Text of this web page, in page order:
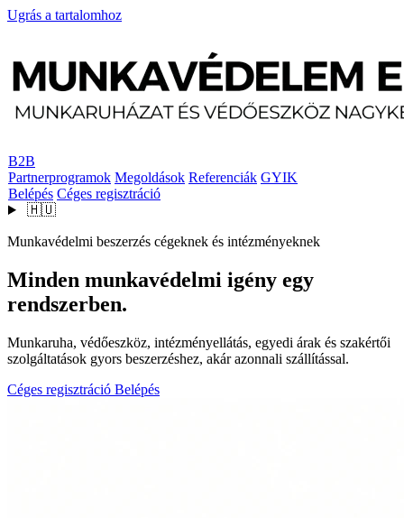
Ugrás a tartalomhoz
B2B
Partnerprogramok Megoldások Referenciák GYIK
Belépés Céges regisztráció
🇭🇺
Munkavédelmi beszerzés cégeknek és intézményeknek
Minden munkavédelmi igény egy
rendszerben.
Munkaruha, védőeszköz, intézményellátás, egyedi árak és szakértői
szolgáltatások gyors beszerzéshez, akár azonnali szállítással.
Céges regisztráció Belépés